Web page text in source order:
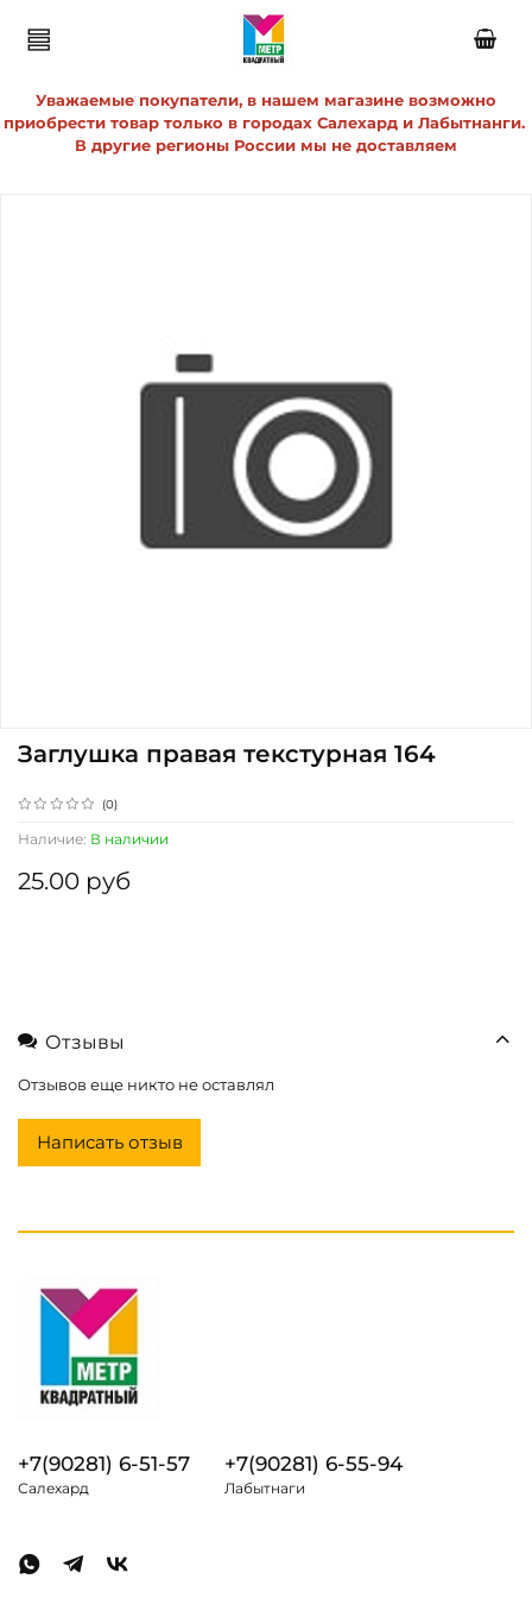
Уважаемые покупатели, в нашем магазине возможно
приобрести товар только в городах Салехард и Лабытнанги.
В другие регионы России мы не доставляем
(0)
Наличие: В наличии
Заглушка правая текстурная 164
25.00 руб
Отзывы
Отзывов еще никто не оставлял
Написать отзыв
+7(90281) 6-51-57
Салехард
+7(90281) 6-55-94
Лабытнаги